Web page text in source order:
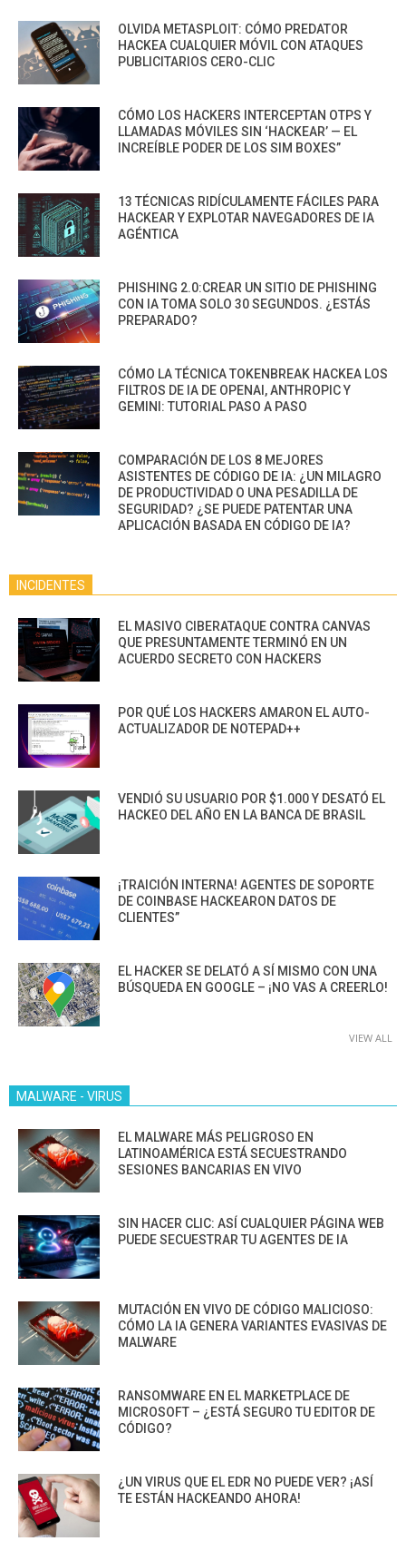
OLVIDA METASPLOIT: CÓMO PREDATOR
HACKEA CUALQUIER MÓVIL CON ATAQUES
PUBLICITARIOS CERO-CLIC
CÓMO LOS HACKERS INTERCEPTAN OTPS Y
LLAMADAS MÓVILES SIN ‘HACKEAR’ — EL
INCREÍBLE PODER DE LOS SIM BOXES”
13 TÉCNICAS RIDÍCULAMENTE FÁCILES PARA
HACKEAR Y EXPLOTAR NAVEGADORES DE IA
AGÉNTICA
PHISHING 2.0:CREAR UN SITIO DE PHISHING
CON IA TOMA SOLO 30 SEGUNDOS. ¿ESTÁS
PREPARADO?
CÓMO LA TÉCNICA TOKENBREAK HACKEA LOS
FILTROS DE IA DE OPENAI, ANTHROPIC Y
GEMINI: TUTORIAL PASO A PASO
COMPARACIÓN DE LOS 8 MEJORES
ASISTENTES DE CÓDIGO DE IA: ¿UN MILAGRO
DE PRODUCTIVIDAD O UNA PESADILLA DE
SEGURIDAD? ¿SE PUEDE PATENTAR UNA
APLICACIÓN BASADA EN CÓDIGO DE IA?
INCIDENTES
EL MASIVO CIBERATAQUE CONTRA CANVAS
QUE PRESUNTAMENTE TERMINÓ EN UN
ACUERDO SECRETO CON HACKERS
POR QUÉ LOS HACKERS AMARON EL AUTO-
ACTUALIZADOR DE NOTEPAD++
VENDIÓ SU USUARIO POR $1.000 Y DESATÓ EL
HACKEO DEL AÑO EN LA BANCA DE BRASIL
¡TRAICIÓN INTERNA! AGENTES DE SOPORTE
DE COINBASE HACKEARON DATOS DE
CLIENTES”
EL HACKER SE DELATÓ A SÍ MISMO CON UNA
BÚSQUEDA EN GOOGLE – ¡NO VAS A CREERLO!
VIEW ALL
MALWARE - VIRUS
EL MALWARE MÁS PELIGROSO EN
LATINOAMÉRICA ESTÁ SECUESTRANDO
SESIONES BANCARIAS EN VIVO
SIN HACER CLIC: ASÍ CUALQUIER PÁGINA WEB
PUEDE SECUESTRAR TU AGENTES DE IA
MUTACIÓN EN VIVO DE CÓDIGO MALICIOSO:
CÓMO LA IA GENERA VARIANTES EVASIVAS DE
MALWARE
RANSOMWARE EN EL MARKETPLACE DE
MICROSOFT – ¿ESTÁ SEGURO TU EDITOR DE
CÓDIGO?
¿UN VIRUS QUE EL EDR NO PUEDE VER? ¡ASÍ
TE ESTÁN HACKEANDO AHORA!